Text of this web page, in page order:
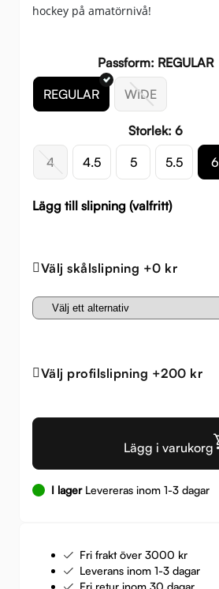
hockey på amatörnivå!
Passform: REGULAR
REGULAR
WIDE
Storlek: 6
4
4.5 5 5.5 6
Lägg till slipning (valfritt)
Välj skålslipning +0 kr
Välj profilslipning +200 kr
Lägg i varukorg
I lagerLevereras inom 1-3 dagar
Fri frakt över 3000 kr
Leverans inom 1-3 dagar